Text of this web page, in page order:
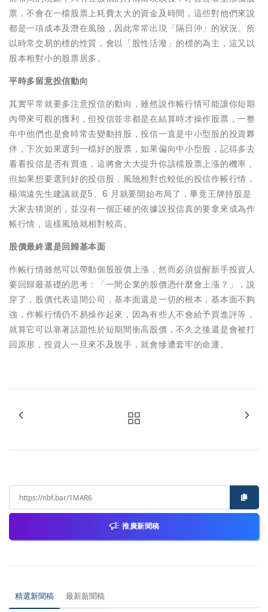
票，不會在一檔股票上耗費太大的資金及時間，這些對他們來說
都是一項成本及潛在風險，因此常常出現「隔日沖」的狀況。所
以時常交易的標的性質，會以「股性活潑」的標的為主，這又以
股本相對小的股票居多。
平時多留意投信動向
其實平常就要多注意投信的動向，雖然說作帳行情可能讓你短期
內帶來可觀的獲利，但投信並非都是在結算時才操作股票，一整
年中他們也是會時常去變動持股，投信一直是中小型股的投資夥
伴，下次如果選到一檔好的股票，如果偏向中小型股，記得多去
看看投信是否有買進，這將會大大提升你該檔股票上漲的機率，
但如果想要選到好的投信股，風險相對也較低的投信作帳行情，
楊鴻遠先生建議就是5、6 月就要開始布局了，畢竟王牌持股是
大家去猜測的，並沒有一個正確的依據說投信真的要拿來成為作
帳行情，這樣風險就相對較高。
股價最終還是回歸基本面
作帳行情雖然可以帶動個股股價上漲，然而必須提醒新手投資人
要回歸最基礎的思考：「一間企業的股價憑什麼會上漲？」，說
穿了，股價代表這間公司，基本面還是一切的根本，基本面不夠
強，作帳行情仍不易操作起來，因為有些人不會給予買進評等，
就算它可以靠著話題性於短期間衝高股價，不久之後還是會被打
回原形，投資人一旦來不及脫手，就會慘遭套牢的命運。
推廣新聞稿
精選新聞稿 最新新聞稿